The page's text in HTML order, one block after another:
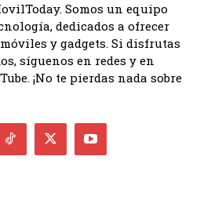
Somos un equipo
dedicados a ofrecer
y gadgets. Si disfrutas
síguenos en redes y en
¡No te pierdas nada sobre